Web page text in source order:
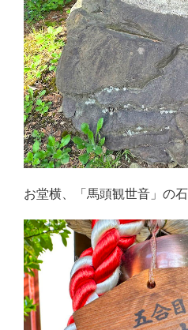
お堂横、「馬頭観世音」の石